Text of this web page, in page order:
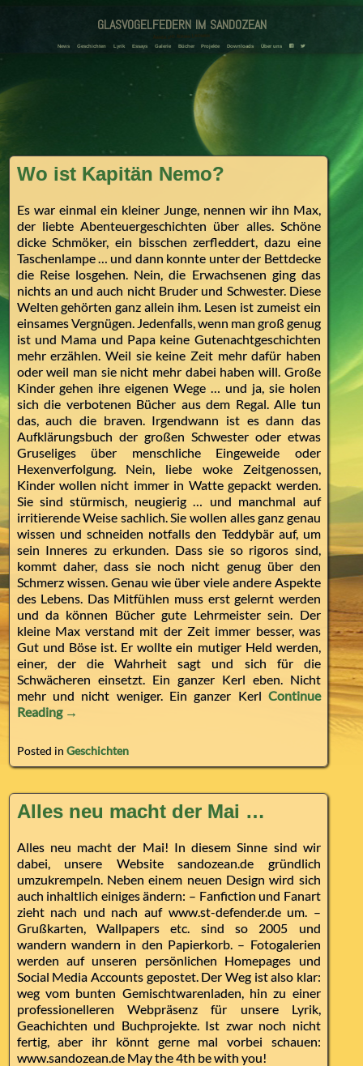
glasvogelfedern im sandozean
Amanda und Adriana Landmann
News Geschichten Lyrik Essays Galerie Bücher Projekte Downloads Über uns F T
Wo ist Kapitän Nemo?
Es war einmal ein kleiner Junge, nennen wir ihn Max,
der liebte Abenteuergeschichten über alles. Schöne
dicke Schmöker, ein bisschen zerfleddert, dazu eine
Taschenlampe … und dann konnte unter der Bettdecke
die Reise losgehen. Nein, die Erwachsenen ging das
nichts an und auch nicht Bruder und Schwester. Diese
Welten gehörten ganz allein ihm. Lesen ist zumeist ein
einsames Vergnügen. Jedenfalls, wenn man groß genug
ist und Mama und Papa keine Gutenachtgeschichten
mehr erzählen. Weil sie keine Zeit mehr dafür haben
oder weil man sie nicht mehr dabei haben will. Große
Kinder gehen ihre eigenen Wege … und ja, sie holen
sich die verbotenen Bücher aus dem Regal. Alle tun
das, auch die braven. Irgendwann ist es dann das
Aufklärungsbuch der großen Schwester oder etwas
Gruseliges über menschliche Eingeweide oder
Hexenverfolgung. Nein, liebe woke Zeitgenossen,
Kinder wollen nicht immer in Watte gepackt werden.
Sie sind stürmisch, neugierig … und manchmal auf
irritierende Weise sachlich. Sie wollen alles ganz genau
wissen und schneiden notfalls den Teddybär auf, um
sein Inneres zu erkunden. Dass sie so rigoros sind,
kommt daher, dass sie noch nicht genug über den
Schmerz wissen. Genau wie über viele andere Aspekte
des Lebens. Das Mitfühlen muss erst gelernt werden
und da können Bücher gute Lehrmeister sein. Der
kleine Max verstand mit der Zeit immer besser, was
Gut und Böse ist. Er wollte ein mutiger Held werden,
einer, der die Wahrheit sagt und sich für die
Schwächeren einsetzt. Ein ganzer Kerl eben. Nicht
mehr und nicht weniger. Ein ganzer Kerl Continue
Reading →
Posted in Geschichten
Alles neu macht der Mai …
Alles neu macht der Mai! In diesem Sinne sind wir
dabei, unsere Website sandozean.de gründlich
umzukrempeln. Neben einem neuen Design wird sich
auch inhaltlich einiges ändern: – Fanfiction und Fanart
zieht nach und nach auf www.st-defender.de um. –
Grußkarten, Wallpapers etc. sind so 2005 und
wandern wandern in den Papierkorb. – Fotogalerien
werden auf unseren persönlichen Homepages und
Social Media Accounts gepostet. Der Weg ist also klar:
weg vom bunten Gemischtwarenladen, hin zu einer
professionelleren Webpräsenz für unsere Lyrik,
Geachichten und Buchprojekte. Ist zwar noch nicht
fertig, aber ihr könnt gerne mal vorbei schauen:
www.sandozean.de May the 4th be with you!